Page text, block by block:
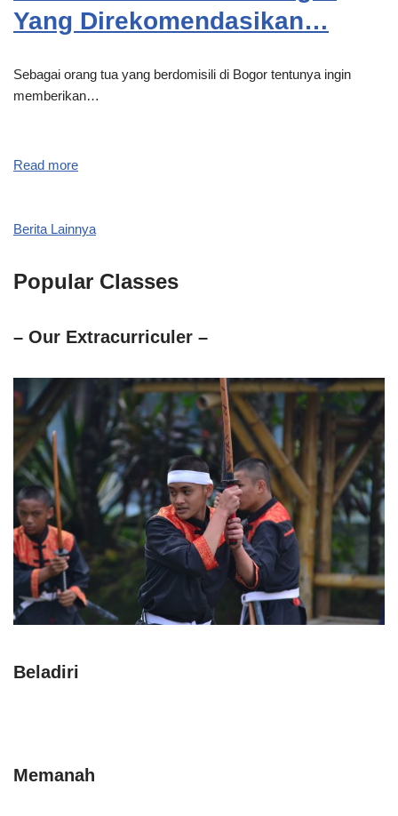
Yang Direkomendasikan…
Sebagai orang tua yang berdomisili di Bogor tentunya ingin
memberikan…
Read more
Berita Lainnya
Popular Classes
– Our Extracurriculer –
Beladiri
Memanah